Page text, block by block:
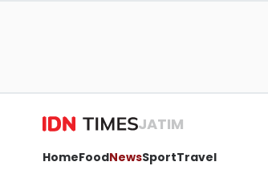
JATIM
HomeFoodNewsSportTravel